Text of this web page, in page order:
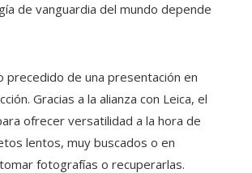
de vanguardia del mundo depende
precedido de una presentación en
Gracias a la alianza con Leica, el
ofrecer versatilidad a la hora de
lentos, muy buscados o en
fotografías o recuperarlas.